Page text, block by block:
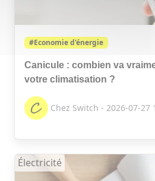
#Economie d'énergie
Canicule : combien va
votre climatisation ?
Chez Switch - 2026-07-27
Électricité